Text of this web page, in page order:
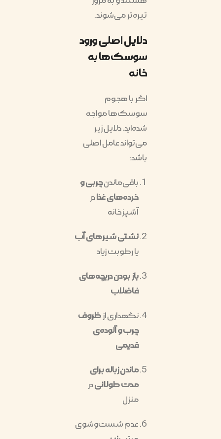
تیره‌تر می‌شوند.
دلایل اصلی ورود
سوسک‌ها به
خانه
اگر با هجوم
سوسک‌ها مواجه
شده‌اید، دلایل زیر
می‌تواند عامل اصلی
باشد:
باقی‌ماندنچربی و
خرده‌های غذادر
آشپزخانه
نشتی شیرهای آب
یا رطوبت زیاد
باز بودن دریچه‌های
فاضلاب
نگهداری از ظروف
چرب و آلوده‌ی
قدیمی
ماندن زباله برای
مدت طولانیدر
منزل
عدم شست‌وشوی